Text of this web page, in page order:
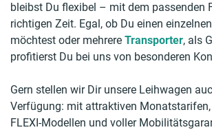
bleibst Du flexibel – mit dem passenden
richtigen Zeit. Egal, ob Du einen
möchtest oder mehrere Transporter, als
profitierst Du bei uns von besonderen
Gern stellen wir Dir unsere Leihwagen
Verfügung: mit attraktiven Monatstarifen,
FLEXI-Modellen und voller